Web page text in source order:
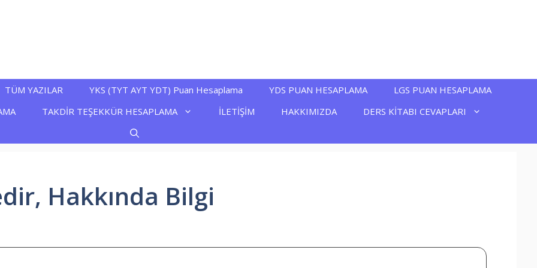
TÜM YAZILAR YKS (TYT AYT YDT) Puan Hesaplama YDS PUAN HESAPLAMA
LGS PUAN HESAPLAMA
TAKDİR TEŞEKKÜR HESAPLAMA İLETİŞİM HAKKIMIZDA DERS KİTABI CEVAPLARI
Hakkında Bilgi